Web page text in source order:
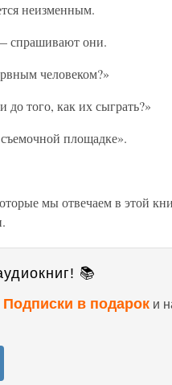
неизменным.
спрашивают они.
человеком?»
до того, как их сыграть?»
площадке».
мы отвечаем в этой
📚
в подарок и